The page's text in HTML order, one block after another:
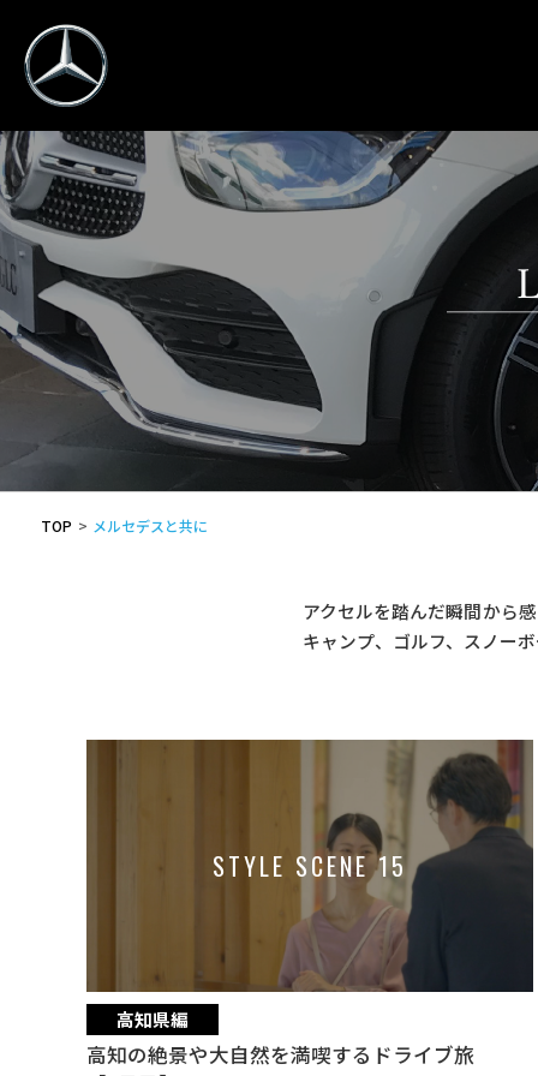
TOP メルセデスと共に
アクセルを踏んだ瞬間から
キャンプ、ゴルフ、スノー
STYLE SCENE 15
高知県編
高知の絶景や大自然を満喫するドライブ旅